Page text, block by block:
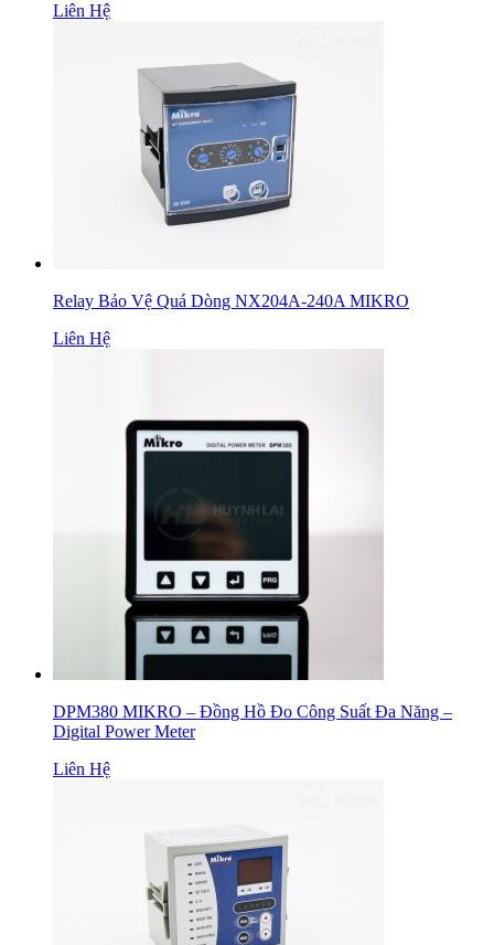
Liên Hệ
Relay Bảo Vệ Quá Dòng NX204A-240A MIKRO
Liên Hệ
DPM380 MIKRO – Đồng Hồ Đo Công Suất Đa Năng –
Digital Power Meter
Liên Hệ